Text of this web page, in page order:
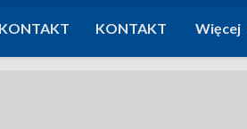
KONTAKT Więcej